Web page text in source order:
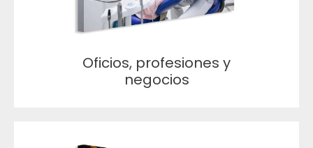
Oficios, profesiones y
negocios